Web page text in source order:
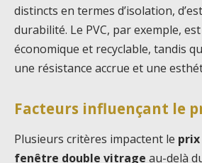
distincts en termes d’isolation,
durabilité. Le PVC, par exemple,
économique et recyclable, tandis
une résistance accrue et une
Facteurs influençant le
Plusieurs critères impactent le
fenêtre double vitrage au-delà